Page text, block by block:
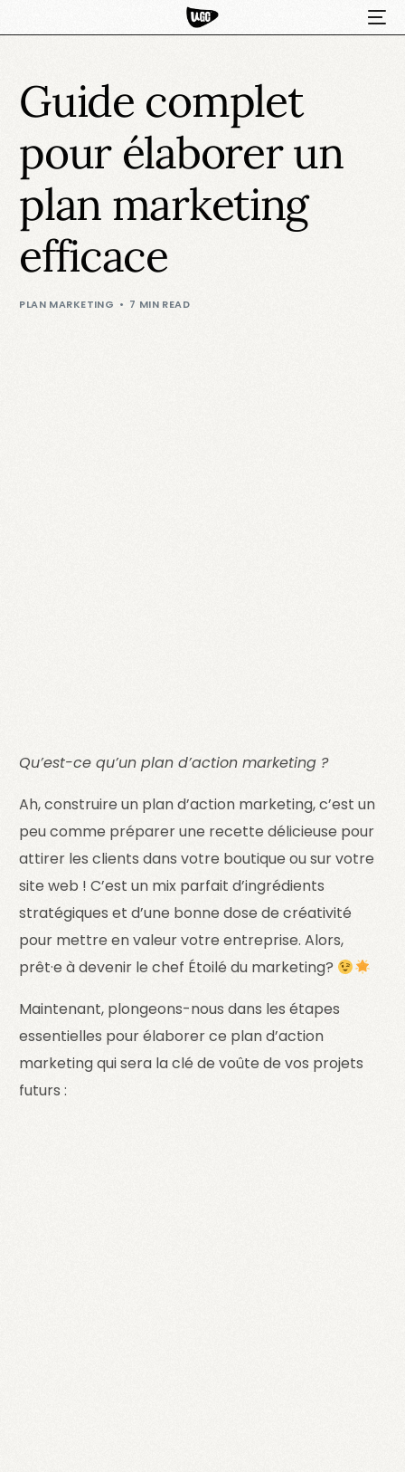
Guide complet
pour élaborer un
plan marketing
efficace
PLAN MARKETING 7 MIN READ
Qu’est-ce qu’un plan d’action marketing ?
Ah, construire un plan d’action marketing, c’est un
peu comme préparer une recette délicieuse pour
attirer les clients dans votre boutique ou sur votre
site web ! C’est un mix parfait d’ingrédients
stratégiques et d’une bonne dose de créativité
pour mettre en valeur votre entreprise. Alors,
prêt·e à devenir le chef Étoilé du marketing?
Maintenant, plongeons-nous dans les étapes
essentielles pour élaborer ce plan d’action
marketing qui sera la clé de voûte de vos projets
futurs :
HOT